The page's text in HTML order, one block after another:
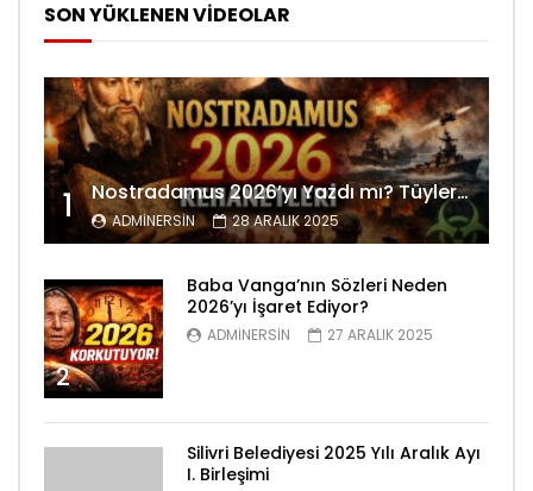
SON YÜKLENEN VİDEOLAR
1 Nostradamus 2026’yı Yazdı mı? Tüyler Ürperten Kehanetler
ADMINERSIN 28 ARALIK 2025
2
Baba Vanga’nın Sözleri Neden
2026’yı İşaret Ediyor?
ADMINERSIN 27 ARALIK 2025
Silivri Belediyesi 2025 Yılı Aralık Ayı
I. Birleşimi